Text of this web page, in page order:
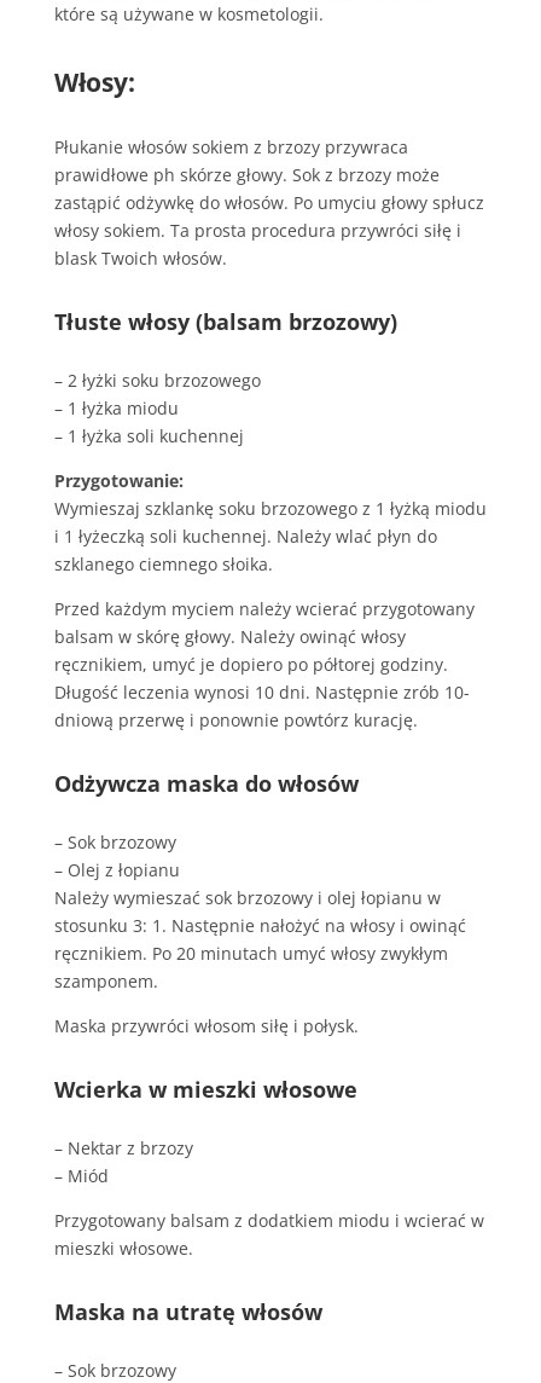
które są używane w kosmetologii.
Włosy:
Płukanie włosów sokiem z brzozy przywraca
prawidłowe ph skórze głowy. Sok z brzozy może
zastąpić odżywkę do włosów. Po umyciu głowy spłucz
włosy sokiem. Ta prosta procedura przywróci siłę i
blask Twoich włosów.
Tłuste włosy (balsam brzozowy)
– 2 łyżki soku brzozowego
– 1 łyżka miodu
– 1 łyżka soli kuchennej
Przygotowanie:
Wymieszaj szklankę soku brzozowego z 1 łyżką miodu
i 1 łyżeczką soli kuchennej. Należy wlać płyn do
szklanego ciemnego słoika.
Przed każdym myciem należy wcierać przygotowany
balsam w skórę głowy. Należy owinąć włosy
ręcznikiem, umyć je dopiero po półtorej godziny.
Długość leczenia wynosi 10 dni. Następnie zrób 10-
dniową przerwę i ponownie powtórz kurację.
Odżywcza maska do włosów
– Sok brzozowy
– Olej z łopianu
Należy wymieszać sok brzozowy i olej łopianu w
stosunku 3: 1. Następnie nałożyć na włosy i owinąć
ręcznikiem. Po 20 minutach umyć włosy zwykłym
szamponem.
Maska przywróci włosom siłę i połysk.
Wcierka w mieszki włosowe
– Nektar z brzozy
– Miód
Przygotowany balsam z dodatkiem miodu i wcierać w
mieszki włosowe.
Maska na utratę włosów
– Sok brzozowy